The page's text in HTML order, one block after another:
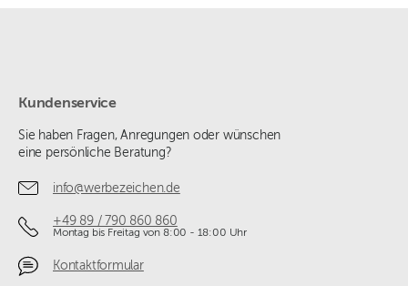
Kundenservice
Sie haben Fragen, Anregungen oder wünschen
eine persönliche Beratung?
info@werbezeichen.de
+49 89 / 790 860 860
Montag bis Freitag von 8:00 - 18:00 Uhr
Kontaktformular